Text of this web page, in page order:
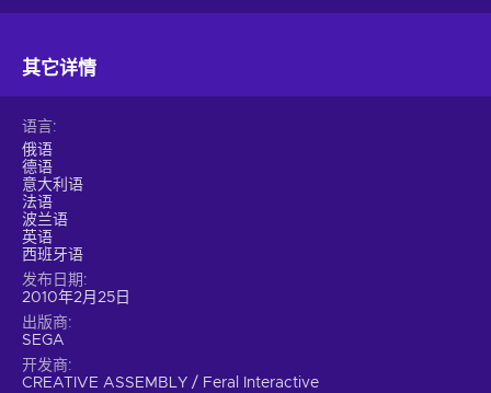
其它详情
语言
俄语
德语
意大利语
法语
波兰语
英语
西班牙语
发布日期
2010年2月25日
出版商
SEGA
开发商
CREATIVE ASSEMBLY / Feral Interactive